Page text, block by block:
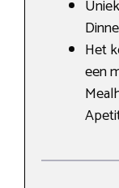
Het
een